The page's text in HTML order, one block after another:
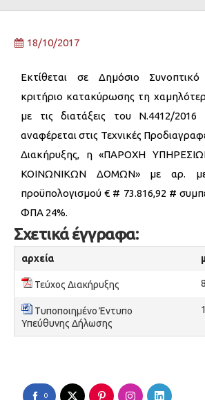
18/10/2017
Εκτίθεται σε Δημόσιο
κριτήριο κατακύρωσης τη
με τις διατάξεις του Ν.4412/2016
αναφέρεται στις Τεχνικές
Διακήρυξης, η «ΠΑΡΟΧΗ
ΚΟΙΝΩΝΙΚΩΝ ΔΟΜΩΝ» με αρ.
προϋπολογισμού € # 73.816,92 #
ΦΠΑ 24%.
Σχετικά έγγραφα:
αρχεία
Τεύχος Διακήρυξης
Τυποποιημένο Έντυπο
Υπεύθυνης Δήλωσης
0